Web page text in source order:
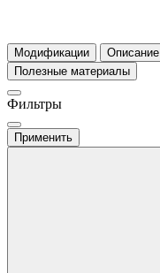
Модификации Описание
Полезные материалы
Фильтры
Применить